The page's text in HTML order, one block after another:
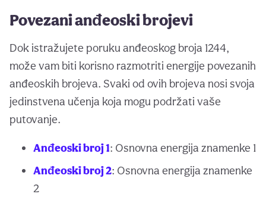
Povezani anđeoski brojevi
Dok istražujete poruku anđeoskog broja 1244,
može vam biti korisno razmotriti energije povezanih
anđeoskih brojeva. Svaki od ovih brojeva nosi svoja
jedinstvena učenja koja mogu podržati vaše
putovanje.
Anđeoski broj 1: Osnovna energija znamenke 1
Anđeoski broj 2: Osnovna energija znamenke
2